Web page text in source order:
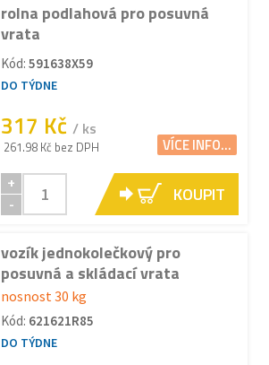
rolna podlahová pro posuvná
vrata
Kód: 591638X59
DO TÝDNE
317 Kč / ks
261.98 Kč bez DPH VÍCE INFO...
+
-
KOUPIT
vozík jednokolečkový pro
posuvná a skládací vrata
nosnost 30 kg
Kód: 621621R85
DO TÝDNE